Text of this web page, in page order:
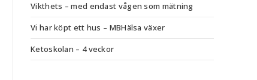
Vikthets – med endast vågen som mätning
Vi har köpt ett hus – MBHälsa växer
Ketoskolan – 4 veckor